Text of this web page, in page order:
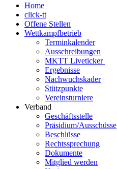
Home
click-tt
Offene Stellen
Wettkampfbetrieb
Terminkalender
Ausschreibungen
MKTT Liveticker
Ergebnisse
Nachwuchskader
Stützpunkte
Vereinsturniere
Verband
Geschäftsstelle
Präsidium/Ausschüsse
Beschlüsse
Rechtssprechung
Dokumente
Mitglied werden